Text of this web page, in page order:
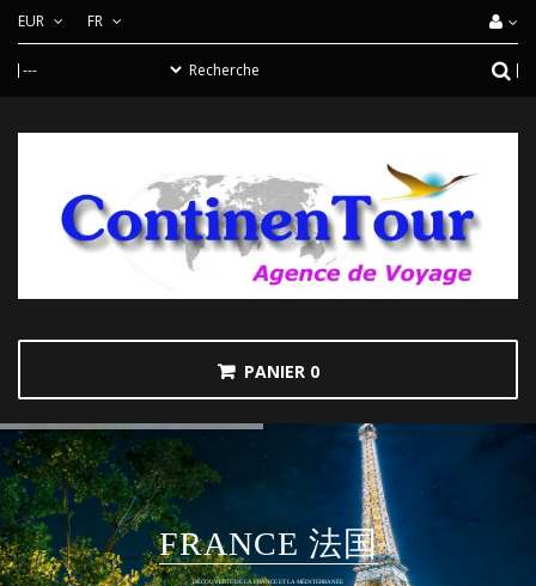
EUR FR
PANIER 0
FRANCE 法国
DÉCOUVERTE DE LA FRANCE ET LA MÉDITERRANÉE